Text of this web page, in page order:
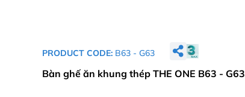
PRODUCT CODE: B63 - G63
Bàn ghế ăn khung thép THE ONE B63 - G63